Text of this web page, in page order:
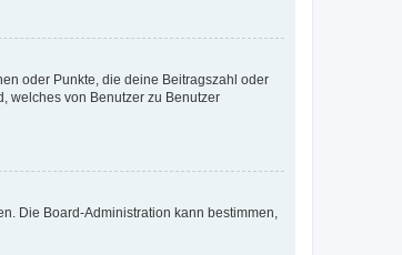
oder Punkte, die deine Beitragszahl oder
welches von Benutzer zu Benutzer
Die Board-Administration kann bestimmen,